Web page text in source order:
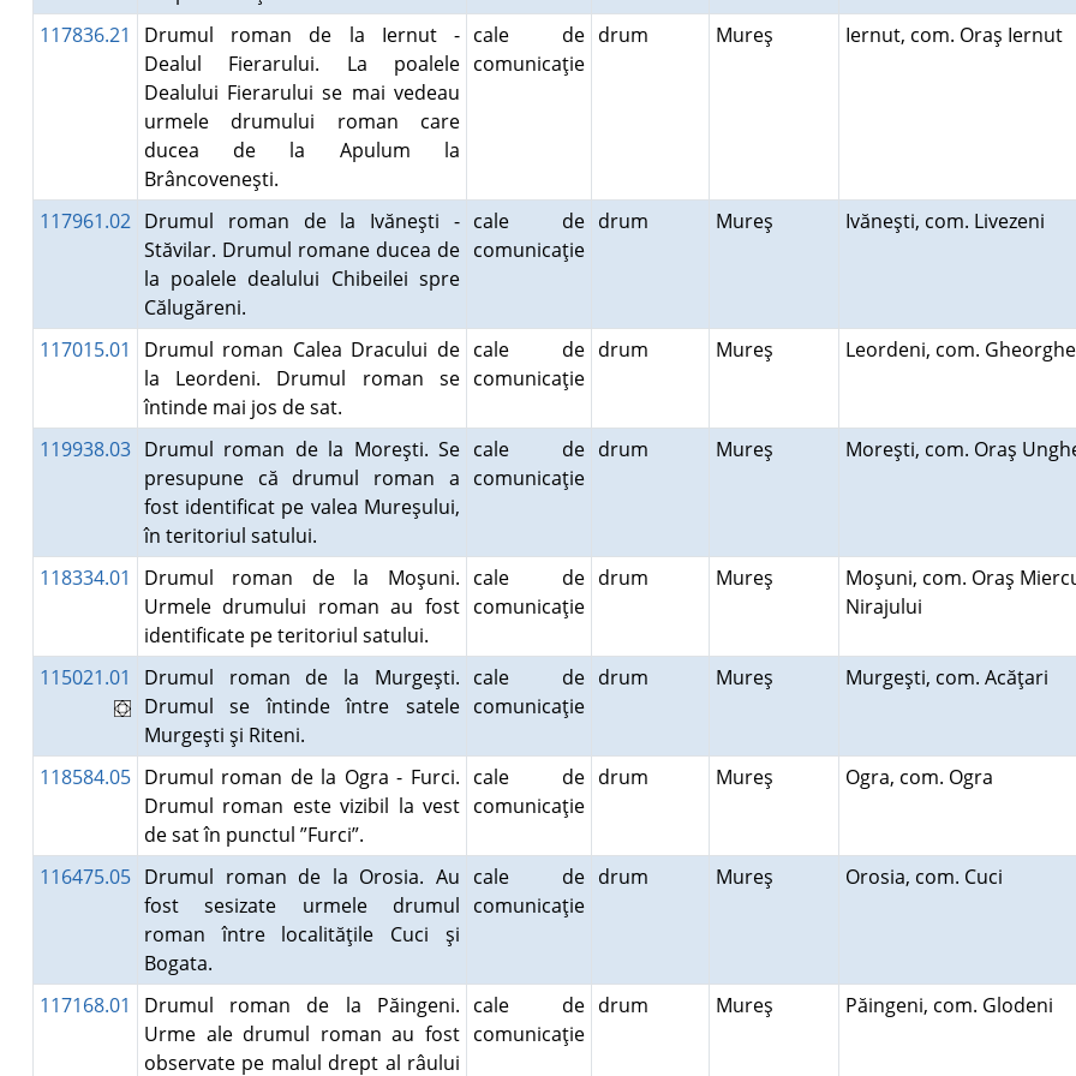
117836.21
Drumul roman de la Iernut -
Dealul Fierarului. La poalele
Dealului Fierarului se mai vedeau
urmele drumului roman care
ducea de la Apulum la
Brâncoveneşti.
cale de
comunicaţie
drum Mureş Iernut, com. Oraş Iernut
117961.02 Drumul roman de la Ivăneşti -
Stăvilar. Drumul romane ducea de
la poalele dealului Chibeilei spre
Călugăreni.
cale de
comunicaţie
drum Mureş Ivăneşti, com. Livezeni
117015.01
Drumul roman Calea Dracului de
la Leordeni. Drumul roman se
întinde mai jos de sat.
cale de
comunicaţie
drum Mureş Leordeni, com.
119938.03 Drumul roman de la Moreşti. Se
presupune că drumul roman a
fost identificat pe valea Mureşului,
în teritoriul satului.
cale de
comunicaţie
drum Mureş Moreşti, com. Oraş
118334.01
Drumul roman de la Moşuni.
Urmele drumului roman au fost
identificate pe teritoriul satului.
cale de
comunicaţie
drum Mureş
Moşuni, com. Oraş
Nirajului
115021.01
Drumul roman de la Murgeşti.
Drumul se întinde între satele
Murgeşti şi Riteni.
cale de
comunicaţie
drum Mureş Murgeşti, com. Acăţari
118584.05 Drumul roman de la Ogra - Furci.
Drumul roman este vizibil la vest
de sat în punctul ”Furci”.
cale de
comunicaţie
drum Mureş Ogra, com. Ogra
116475.05 Drumul roman de la Orosia. Au
fost sesizate urmele drumul
roman între localităţile Cuci şi
Bogata.
cale de
comunicaţie
drum Mureş Orosia, com. Cuci
117168.01
Drumul roman de la Păingeni.
Urme ale drumul roman au fost
observate pe malul drept al râului
cale de
comunicaţie
drum Mureş Păingeni, com. Glodeni